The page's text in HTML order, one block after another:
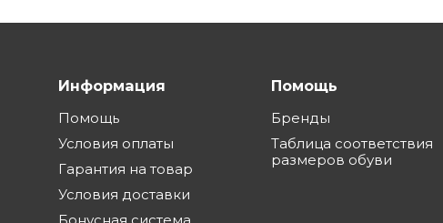
Информация
Помощь
Условия оплаты
Гарантия на товар
Условия доставки
Помощь
Бренды
Таблица соответствия
размеров обуви